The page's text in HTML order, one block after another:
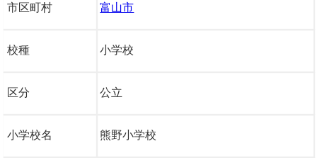
市区町村 富山市
校種 小学校
区分 公立
小学校名 熊野小学校